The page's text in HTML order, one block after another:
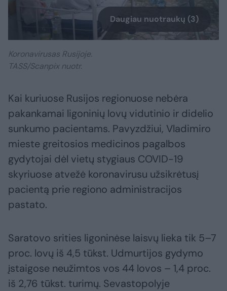
Daugiau nuotraukų (3)
Koronavirusas Rusijoje.
TASS/Scanpix nuotr.
Kai kuriuose Rusijos regionuose nebėra
pakankamai ligoninių lovų vidutinio ir didelio
sunkumo pacientams. Pavyzdžiui, Vladimiro
mieste greitosios medicinos pagalbos
gydytojai dėl vietų stygiaus COVID-19
skyriuose atvežė koronavirusu užsikrėtusį
pacientą prie regiono administracijos
pastato.
Saratovo srities ligoninėse laisvų lieka tik 5–7
proc. lovų iš 4,5 tūkst. Udmurtijos gydymo
įstaigose neužimtos vos 44 lovos – 1,4 proc.
iš 2,76 tūkst. turimų. Sevastopolyje